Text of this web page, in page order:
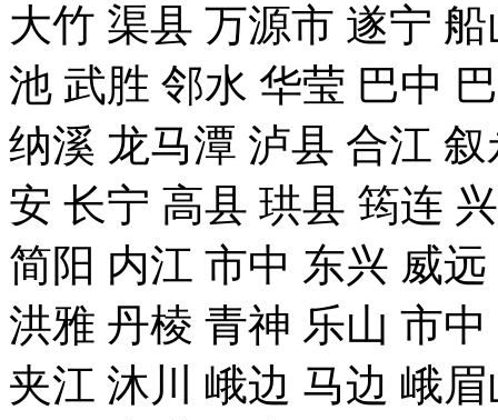
大竹 渠县 万源市 遂宁
池 武胜 邻水 华莹 巴中
纳溪 龙马潭 泸县 合江
安 长宁 高县 珙县 筠连
简阳 内江 市中 东兴 威
洪雅 丹棱 青神 乐山 市
夹江 沐川 峨边 马边 峨